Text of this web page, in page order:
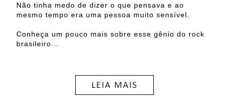
Não tinha medo de dizer o que pensava e ao
mesmo tempo era uma pessoa muito sensível.
Conheça um pouco mais sobre esse gênio do rock
brasileiro...